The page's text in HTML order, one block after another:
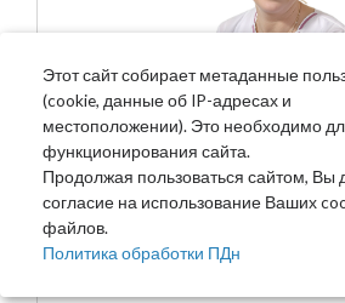
Чебурова Елена
Врач-кардиолог первой
категории
Этот сайт собирает метаданные
(cookie, данные об IP-адресах и
местоположении). Это необходимо
функционирования сайта.
Продолжая пользоваться сайтом, Вы
согласие на использование Ваших
файлов.
Политика обработки ПДн